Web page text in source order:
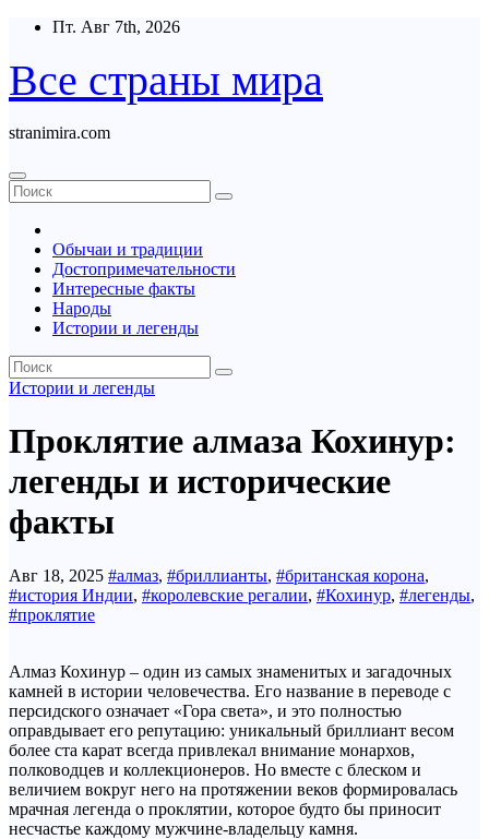
Перейти
содержимому
Пт. Авг 7th, 2026
Все страны мира
stranimira.com
Обычаи и традиции
Достопримечательности
Интересные факты
Народы
Истории и легенды
Истории и легенды
Проклятие алмаза Кохинур:
легенды и исторические
факты
Авг 18, 2025 #алмаз, #бриллианты, #британская корона,
#история Индии, #королевские регалии, #Кохинур, #легенды,
#проклятие
Алмаз Кохинур – один из самых знаменитых и загадочных
камней в истории человечества. Его название в переводе с
персидского означает «Гора света», и это полностью
оправдывает его репутацию: уникальный бриллиант весом
более ста карат всегда привлекал внимание монархов,
полководцев и коллекционеров. Но вместе с блеском и
величием вокруг него на протяжении веков формировалась
мрачная легенда о проклятии, которое будто бы приносит
несчастье каждому мужчине-владельцу камня.